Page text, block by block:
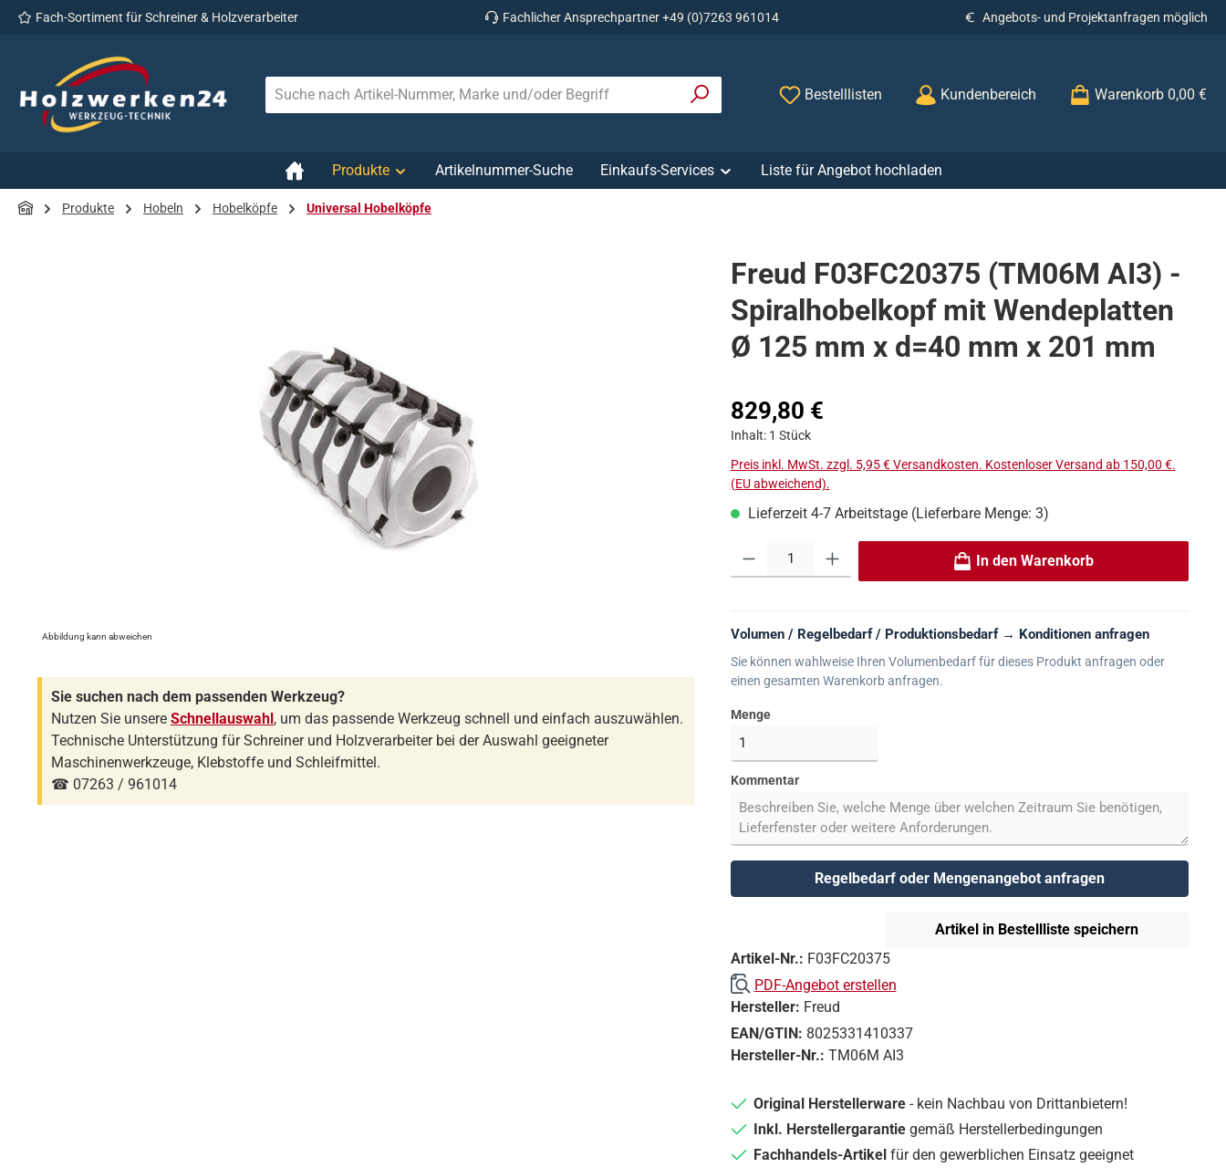
Hauptinhalt springen
Zur Suche springen
Zur Hauptnavigation springen
Fach-Sortiment für Schreiner & Holzverarbeiter Fachlicher Ansprechpartner +49 (0)7263 961014 Angebots- und Projektanfragen möglich
Bestelllisten Kundenbereich Warenkorb 0,00 €
Produkte Artikelnummer-Suche Einkaufs-Services Liste für Angebot hochladen
Produkte Hobeln Hobelköpfe Universal Hobelköpfe
Abbildung kann abweichen
Sie suchen nach dem passenden Werkzeug?
Nutzen Sie unsere Schnellauswahl , um das passende Werkzeug schnell und einfach auszuwählen.
Technische Unterstützung für Schreiner und Holzverarbeiter bei der Auswahl geeigneter
Maschinenwerkzeuge, Klebstoffe und Schleifmittel.
☎ 07263 / 961014
Freud F03FC20375 (TM06M AI3) -
Spiralhobelkopf mit Wendeplatten
Ø 125 mm x d=40 mm x 201 mm
Regulärer Preis:
829,80 €
Inhalt: 1 Stück
Preis inkl. MwSt. zzgl. 5,95 € Versandkosten. Kostenloser Versand ab 150,00 €.
(EU abweichend).
Lieferzeit 4-7 Arbeitstage (Lieferbare Menge: 3)
Produkt Anzahl: Gib den gewünschten Wert ein oder benutze die Schaltflächen um die
In den Warenkorb
Volumen / Regelbedarf / Produktionsbedarf → Konditionen anfragen
Sie können wahlweise Ihren Volumenbedarf für dieses Produkt anfragen oder
einen gesamten Warenkorb anfragen.
Menge
Kommentar
Regelbedarf oder Mengenangebot anfragen
Artikel in Bestellliste speichern
Artikel-Nr.: F03FC20375
PDF-Angebot erstellen
Hersteller: Freud
EAN/GTIN: 8025331410337
Hersteller-Nr.: TM06M AI3
Original Herstellerware- kein Nachbau von Drittanbietern!
Inkl. Herstellergarantiegemäß Herstellerbedingungen
Fachhandels-Artikelfür den gewerblichen Einsatz geeignet